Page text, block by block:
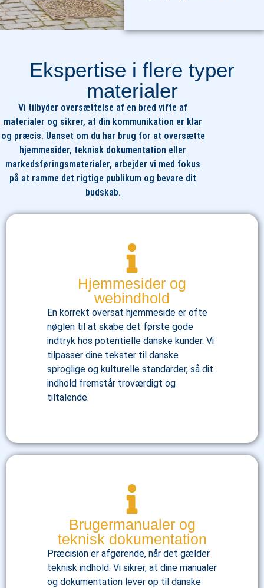
Ekspertise i flere typer
materialer
Vi tilbyder oversættelse af en bred vifte af
materialer og sikrer, at din kommunikation er klar
og præcis. Uanset om du har brug for at oversætte
hjemmesider, teknisk dokumentation eller
markedsføringsmaterialer, arbejder vi med fokus
på at ramme det rigtige publikum og bevare dit
budskab.
Hjemmesider og
webindhold
En korrekt oversat hjemmeside er ofte
nøglen til at skabe det første gode
indtryk hos potentielle danske kunder. Vi
tilpasser dine tekster til danske
sproglige og kulturelle standarder, så dit
indhold fremstår troværdigt og
tiltalende.
Brugermanualer og
teknisk dokumentation
Præcision er afgørende, når det gælder
teknisk indhold. Vi sikrer, at dine manualer
og dokumentation lever op til danske